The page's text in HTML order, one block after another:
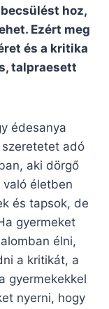
hoz,
Ezért meg
és a kritika
talpraesett
édesanya
adó
aki dörgő
életben
és tapsok, de
gyermeket
élni,
a kritikát, a
gyermekekkel
nyerni, hogy